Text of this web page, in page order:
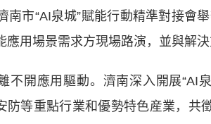
市“AI泉城”賦能行動精準對接會
應用場景需求方現場路演，並與解決
開應用驅動。濟南深入開展“AI
防等重點行業和優勢特色産業，共